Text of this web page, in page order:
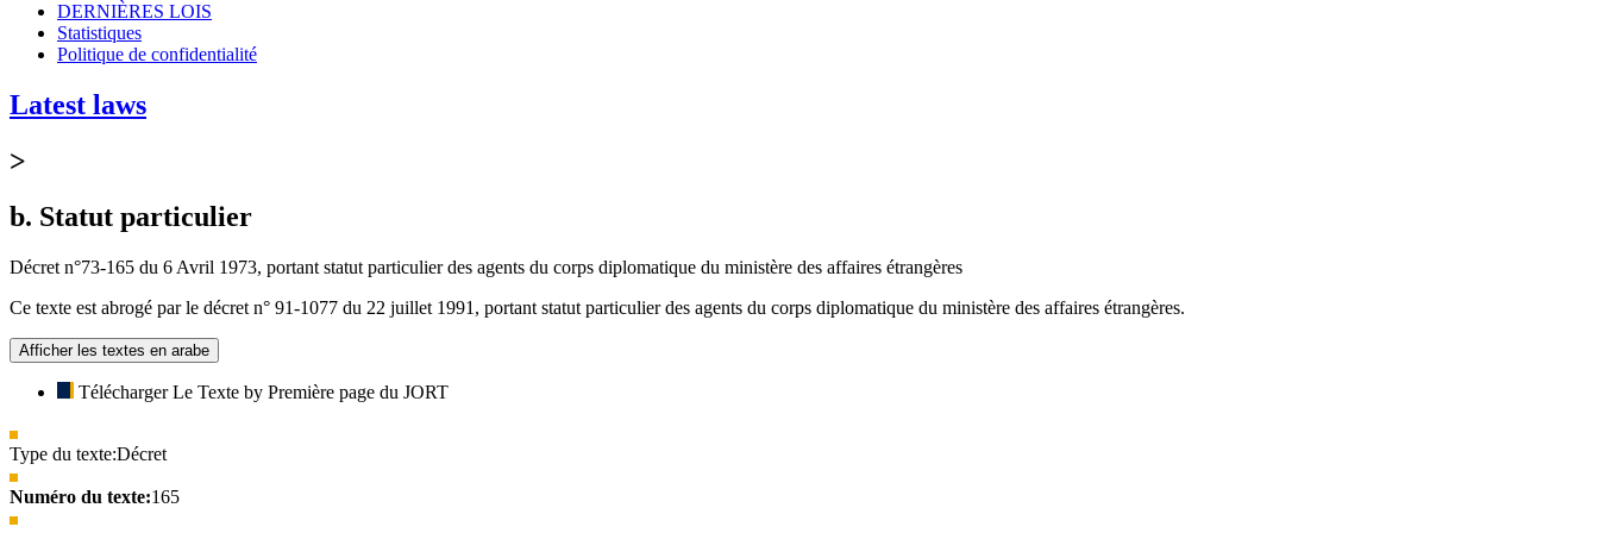
DERNIÈRES LOIS
Statistiques
Politique de confidentialité
Latest laws
>
b. Statut particulier
Décret n°73-165 du 6 Avril 1973, portant statut particulier des agents du corps diplomatique du ministère des affaires étrangères
Ce texte est abrogé par le décret n° 91-1077 du 22 juillet 1991, portant statut particulier des agents du corps diplomatique du ministère des affaires étrangères.
Afficher les textes en arabe
Télécharger Le Texte by Première page du JORT
Type du texte:Décret
Numéro du texte:165